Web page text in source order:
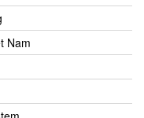
Nam